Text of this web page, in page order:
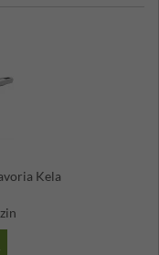
Kela